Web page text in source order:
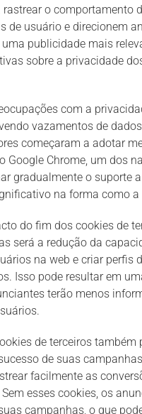
o comportamento
de usuário e direcionem
publicidade mais
sobre a privacidade
com a
vazamentos de
começaram a adotar
Google Chrome, um dos
gradualmente o suporte
na forma como
do fim dos cookies de
será a redução da
na web e criar perfis
Isso pode resultar em
terão menos
de terceiros
de suas
facilmente as
esses cookies, os
campanhas, o que